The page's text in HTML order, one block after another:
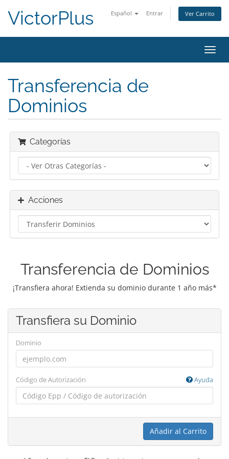
Español Entrar Ver Carrito
VictorPlus
Transferencia de
Dominios
Categorías
Acciones
Transferencia de Dominios
¡Transfiera ahora! Extienda su dominio durante 1 año más*
Transfiera su Dominio
Dominio
Código de Autorización Ayuda
Añadir al Carrito